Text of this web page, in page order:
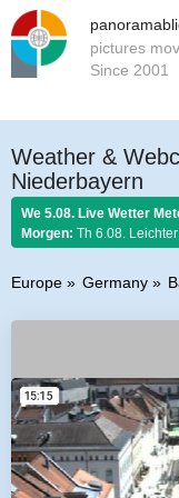
pictures
Since 2001
Weather &
Niederbayern
We 5.08. Live Wetter
Morgen: Th 6.08.
Europe Germany